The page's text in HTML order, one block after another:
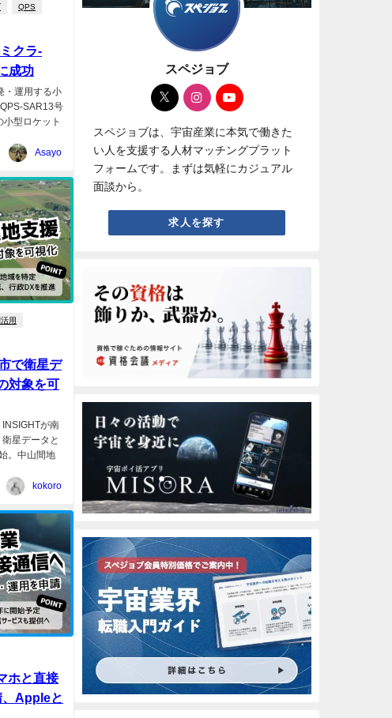
QPS
クラ-
成功
・運用する小
SAR13号
型ロケット
Asayo
用
で衛星デ
対象を可
INSIGHTが南
星データと
。中山間地
kokoro
ホと直接
、Appleと
スペジョブ
スペジョブは、宇宙産業に本気で働きた
い人を支援する人材マッチングプラット
フォームです。まずは気軽にカジュアル
面談から。
求人を探す